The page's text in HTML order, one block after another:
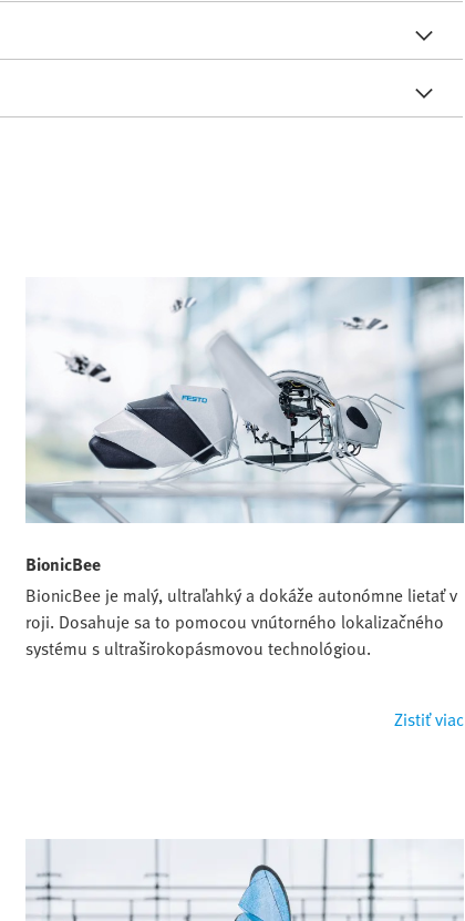
BionicBee
BionicBee je malý, ultraľahký a dokáže autonómne lietať v
roji. Dosahuje sa to pomocou vnútorného lokalizačného
systému s ultraširokopásmovou technológiou.
Zistiť viac